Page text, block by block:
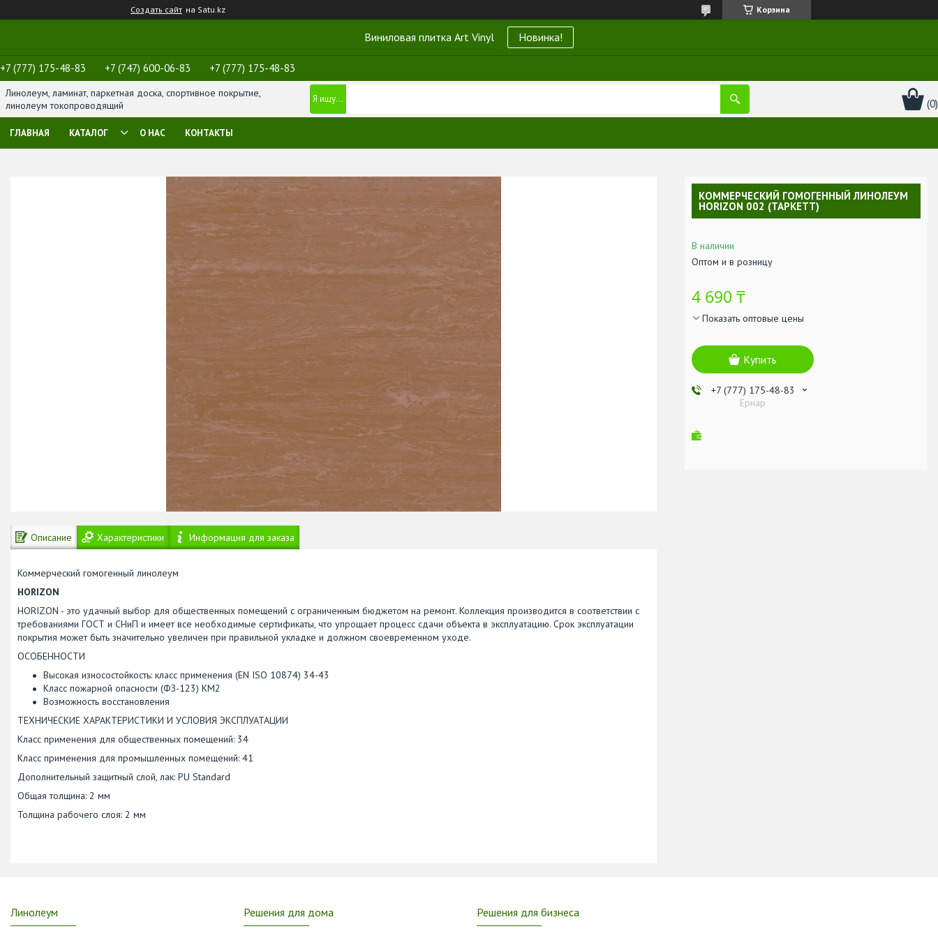
Создать сайт на Satu.kz Корзина
Виниловая плитка Art Vinyl Новинка!
+7 (777) 175-48-83 +7 (747) 600-06-83 +7 (777) 175-48-83
Линолеум, ламинат, паркетная доска, спортивное покрытие,
линолеум токопроводящий
ГЛАВНАЯ КАТАЛОГ О НАС КОНТАКТЫ
Описание Характеристики Информация для заказа
Коммерческий гомогенный линолеум
HORIZON
HORIZON - это удачный выбор для общественных помещений с ограниченным бюджетом на ремонт. Коллекция производится в соответствии с
требованиями ГОСТ и СНиП и имеет все необходимые сертификаты, что упрощает процесс сдачи объекта в эксплуатацию. Срок эксплуатации
покрытия может быть значительно увеличен при правильной укладке и должном своевременном уходе.
ОСОБЕННОСТИ
Высокая износостойкость: класс применения (EN ISO 10874) 34-43
Класс пожарной опасности (ФЗ-123) КМ2
Возможность восстановления
ТЕХНИЧЕСКИЕ ХАРАКТЕРИСТИКИ И УСЛОВИЯ ЭКСПЛУАТАЦИИ
Класс применения для общественных помещений: 34
Класс применения для промышленных помещений: 41
Дополнительный защитный слой, лак: PU Standard
Общая толщина: 2 мм
Толщина рабочего слоя: 2 мм
КОММЕРЧЕСКИЙ ГОМОГЕННЫЙ ЛИНОЛЕУМ
HORIZON 002 (ТАРКЕТТ)
В наличии
Оптом и в розницу
4 690 ₸
Показать оптовые цены
Купить
+7 (777) 175-48-83
Ернар
Линолеум Решения для дома Решения для бизнеса